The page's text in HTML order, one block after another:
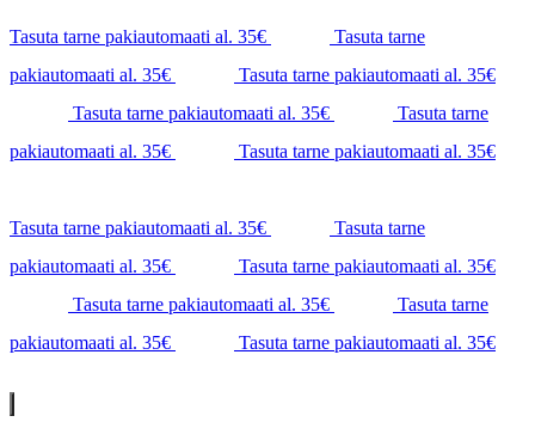
Tasuta tarne pakiautomaati al. 35€
Tasuta tarne
pakiautomaati al. 35€
Tasuta tarne pakiautomaati al. 35€
Tasuta tarne pakiautomaati al. 35€
Tasuta tarne
pakiautomaati al. 35€
Tasuta tarne pakiautomaati al. 35€
Tasuta tarne pakiautomaati al. 35€
Tasuta tarne
pakiautomaati al. 35€
Tasuta tarne pakiautomaati al. 35€
Tasuta tarne pakiautomaati al. 35€
Tasuta tarne
pakiautomaati al. 35€
Tasuta tarne pakiautomaati al. 35€